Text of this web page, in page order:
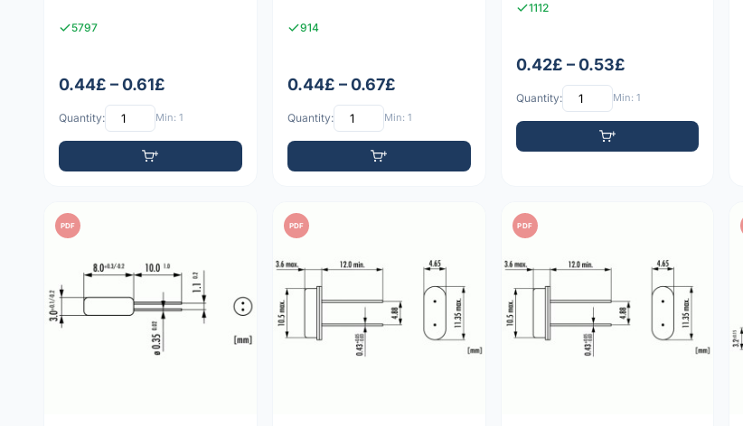
5797
0.44£ – 0.61£
Quantity: Min: 1
914
0.44£ – 0.67£
Quantity: Min: 1
1112
0.42£ – 0.53£
Quantity: Min: 1
PDF PDF PDF